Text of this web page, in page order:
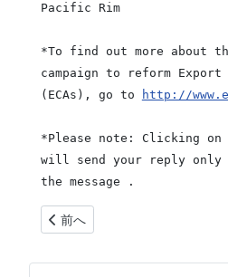
Pacific Rim
*To find out more about
campaign to reform
(ECAs), go to
http://
*Please note: Clicking
will send your reply only
the message .
前の記事へ: 動物愛護管理の法
前へ